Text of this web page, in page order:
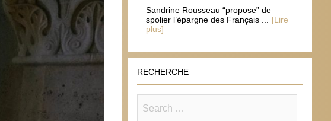
Sandrine Rousseau “propose” de
spolier l’épargne des Français ...
[Lire
plus]
RECHERCHE